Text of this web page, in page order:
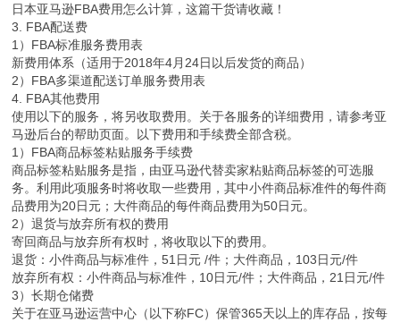
日本亚马逊FBA费用怎么计算，这篇干货请收藏！
3. FBA配送费
1）FBA标准服务费用表
新费用体系（适用于2018年4月24日以后发货的商品）
2）FBA多渠道配送订单服务费用表
4. FBA其他费用
使用以下的服务，将另收取费用。关于各服务的详细费用，请参考亚
马逊后台的帮助页面。以下费用和手续费全部含税。
1）FBA商品标签粘贴服务手续费
商品标签粘贴服务是指，由亚马逊代替卖家粘贴商品标签的可选服
务。利用此项服务时将收取一些费用，其中小件商品标准件的每件商
品费用为20日元；大件商品的每件商品费用为50日元。
2）退货与放弃所有权的费用
寄回商品与放弃所有权时，将收取以下的费用。
退货：小件商品与标准件，51日元 /件；大件商品，103日元/件
放弃所有权：小件商品与标准件，10日元/件；大件商品，21日元/件
3）长期仓储费
关于在亚马逊运营中心（以下称FC）保管365天以上的库存品，按每